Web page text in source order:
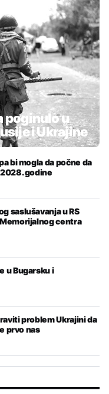
poginulo u
i Ukrajine
bi mogla da počne da
godine
saslušavanja u RS
centra
u Bugarsku i
problem Ukrajini da
prvo nas